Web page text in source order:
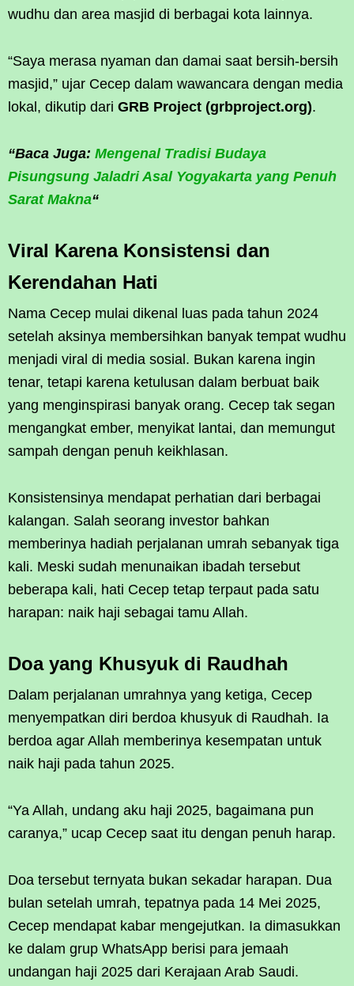
wudhu dan area masjid di berbagai kota lainnya.
“Saya merasa nyaman dan damai saat bersih-bersih
masjid,” ujar Cecep dalam wawancara dengan media
lokal, dikutip dari GRB Project (grbproject.org).
“Baca Juga: Mengenal Tradisi Budaya
Pisungsung Jaladri Asal Yogyakarta yang Penuh
Sarat Makna“
Viral Karena Konsistensi dan
Kerendahan Hati
Nama Cecep mulai dikenal luas pada tahun 2024
setelah aksinya membersihkan banyak tempat wudhu
menjadi viral di media sosial. Bukan karena ingin
tenar, tetapi karena ketulusan dalam berbuat baik
yang menginspirasi banyak orang. Cecep tak segan
mengangkat ember, menyikat lantai, dan memungut
sampah dengan penuh keikhlasan.
Konsistensinya mendapat perhatian dari berbagai
kalangan. Salah seorang investor bahkan
memberinya hadiah perjalanan umrah sebanyak tiga
kali. Meski sudah menunaikan ibadah tersebut
beberapa kali, hati Cecep tetap terpaut pada satu
harapan: naik haji sebagai tamu Allah.
Doa yang Khusyuk di Raudhah
Dalam perjalanan umrahnya yang ketiga, Cecep
menyempatkan diri berdoa khusyuk di Raudhah. Ia
berdoa agar Allah memberinya kesempatan untuk
naik haji pada tahun 2025.
“Ya Allah, undang aku haji 2025, bagaimana pun
caranya,” ucap Cecep saat itu dengan penuh harap.
Doa tersebut ternyata bukan sekadar harapan. Dua
bulan setelah umrah, tepatnya pada 14 Mei 2025,
Cecep mendapat kabar mengejutkan. Ia dimasukkan
ke dalam grup WhatsApp berisi para jemaah
undangan haji 2025 dari Kerajaan Arab Saudi.